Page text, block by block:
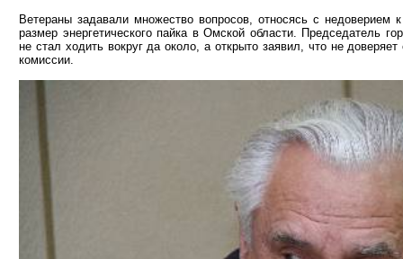
Ветераны задавали множество вопросов, относясь с недоверием
размер энергетического пайка в Омской области. Председатель
не стал ходить вокруг да около, а открыто заявил, что не доверяет
комиссии.